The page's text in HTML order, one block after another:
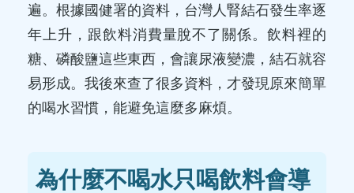
遍。根據國健署的資料，台灣人腎結石發生率逐
年上升，跟飲料消費量脫不了關係。飲料裡的
糖、磷酸鹽這些東西，會讓尿液變濃，結石就容
易形成。我後來查了很多資料，才發現原來簡單
的喝水習慣，能避免這麼多麻煩。
為什麼不喝水只喝飲料會導